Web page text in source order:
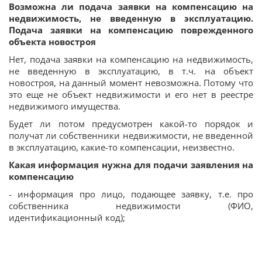
Возможна ли подача заявки на компенсацию на
недвижимость, не введенную в эксплуатацию.
Подача заявки на компенсацию поврежденного
объекта новостроя
Нет, подача заявки на компенсацию на недвижимость,
не введенную в эксплуатацию, в т.ч. на объект
новостроя, на данный момент невозможна. Потому что
это еще не объект недвижимости и его нет в реестре
недвижимого имущества.
Будет ли потом предусмотрен какой-то порядок и
получат ли собственники недвижимости, не введенной
в эксплуатацию, какие-то компенсации, неизвестно.
Какая информация нужна для подачи заявления на
компенсацию
- информация про лицо, подающее заявку, т.е. про
собственника недвижимости (ФИО,
идентификационный код);